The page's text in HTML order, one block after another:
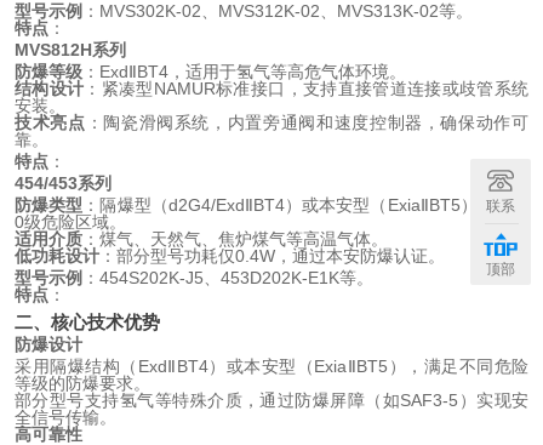
型号示例 ：MVS302K-02、MVS312K-02、MVS313K-02等。
特点 ：
MVS812H系列
防爆等级 ：ExdⅡBT4，适用于氢气等高危气体环境。
结构设计 ：紧凑型NAMUR标准接口，支持直接管道连接或歧管系统
安装。
技术亮点 ：陶瓷滑阀系统，内置旁通阀和速度控制器，确保动作可
靠。
特点 ：
454/453系列
防爆类型 ：隔爆型（d2G4/ExdⅡBT4）或本安型（ExiaⅡBT5），覆盖
0级危险区域。
适用介质 ：煤气、天然气、焦炉煤气等高温气体。
低功耗设计 ：部分型号功耗仅0.4W，通过本安防爆认证。
型号示例 ：454S202K-J5、453D202K-E1K等。
特点 ：
二、核心技术优势
防爆设计
采用隔爆结构（ExdⅡBT4）或本安型（ExiaⅡBT5），满足不同危险
等级的防爆要求。
部分型号支持氢气等特殊介质，通过防爆屏障（如SAF3-5）实现安
全信号传输。
高可靠性
联系
顶部